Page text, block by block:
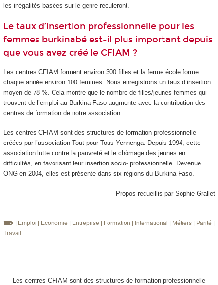
les inégalités basées sur le genre reculeront.
Le taux d’insertion professionnelle pour les
femmes burkinabé est-il plus important depuis
que vous avez créé le CFIAM ?
Les centres CFIAM forment environ 300 filles et la ferme école forme
chaque année environ 100 femmes. Nous enregistrons un taux d’insertion
moyen de 78 %. Cela montre que le nombre de filles/jeunes femmes qui
trouvent de l’emploi au Burkina Faso augmente avec la contribution des
centres de formation de notre association.
Les centres CFIAM sont des structures de formation professionnelle
créées par l’association Tout pour Tous Yennenga. Depuis 1994, cette
association lutte contre la pauvreté et le chômage des jeunes en
difficultés, en favorisant leur insertion socio- professionnelle. Devenue
ONG en 2004, elles est présente dans six régions du Burkina Faso.
Propos recueillis par Sophie Grallet
| Emploi | Economie | Entreprise | Formation | International | Métiers | Parité
Travail
Les centres CFIAM sont des structures de formation professionnelle